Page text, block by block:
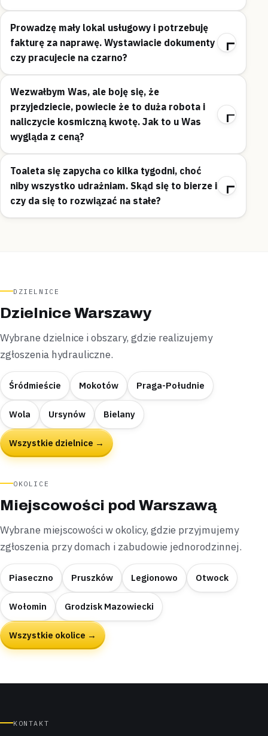
Prowadzę mały lokal usługowy i potrzebuję
fakturę za naprawę. Wystawiacie dokumenty
czy pracujecie na czarno?
Wezwałbym Was, ale boję się, że
przyjedziecie, powiecie że to duża robota i
naliczycie kosmiczną kwotę. Jak to u Was
wygląda z ceną?
Toaleta się zapycha co kilka tygodni, choć
niby wszystko udrażniam. Skąd się to bierze i
czy da się to rozwiązać na stałe?
DZIELNICE
Dzielnice Warszawy
Wybrane dzielnice i obszary, gdzie realizujemy
zgłoszenia hydrauliczne.
Śródmieście Mokotów Praga-Południe
Wola Ursynów Bielany
Wszystkie dzielnice →
OKOLICE
Miejscowości pod Warszawą
Wybrane miejscowości w okolicy, gdzie przyjmujemy
zgłoszenia przy domach i zabudowie jednorodzinnej.
Piaseczno Pruszków Legionowo Otwock
Wołomin Grodzisk Mazowiecki
Wszystkie okolice →
KONTAKT